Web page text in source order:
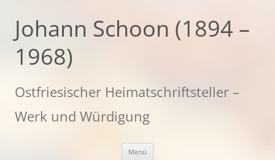
springen
Johann Schoon (1894 –
1968)
Ostfriesischer Heimatschriftsteller –
Werk und Würdigung
Menü